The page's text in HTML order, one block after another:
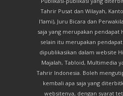
Tahrir Pusat dan Wilayah,
I'lami), Juru Bicara dan
saja yang merupakan pendapat
selain itu merupakan
dipublikasikan dalam website
Majalah, Tabloid, Multimedia
Tahrir Indonesia. Boleh
kembali apa saja yang
websitenya, dengan syarat